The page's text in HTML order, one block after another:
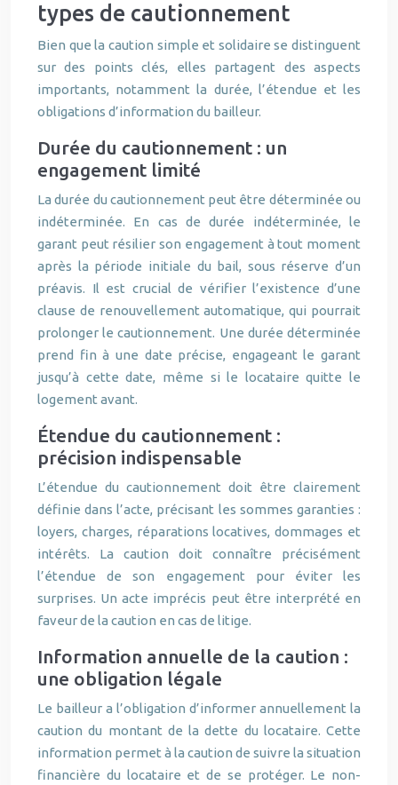
types de cautionnement
Bien que la caution simple et solidaire se distinguent
sur des points clés, elles partagent des aspects
importants, notamment la durée, l’étendue et les
obligations d’information du bailleur.
Durée du cautionnement : un
engagement limité
La durée du cautionnement peut être déterminée ou
indéterminée. En cas de durée indéterminée, le
garant peut résilier son engagement à tout moment
après la période initiale du bail, sous réserve d’un
préavis. Il est crucial de vérifier l’existence d’une
clause de renouvellement automatique, qui pourrait
prolonger le cautionnement. Une durée déterminée
prend fin à une date précise, engageant le garant
jusqu’à cette date, même si le locataire quitte le
logement avant.
Étendue du cautionnement :
précision indispensable
L’étendue du cautionnement doit être clairement
définie dans l’acte, précisant les sommes garanties :
loyers, charges, réparations locatives, dommages et
intérêts. La caution doit connaître précisément
l’étendue de son engagement pour éviter les
surprises. Un acte imprécis peut être interprété en
faveur de la caution en cas de litige.
Information annuelle de la caution :
une obligation légale
Le bailleur a l’obligation d’informer annuellement la
caution du montant de la dette du locataire. Cette
information permet à la caution de suivre la situation
financière du locataire et de se protéger. Le non-